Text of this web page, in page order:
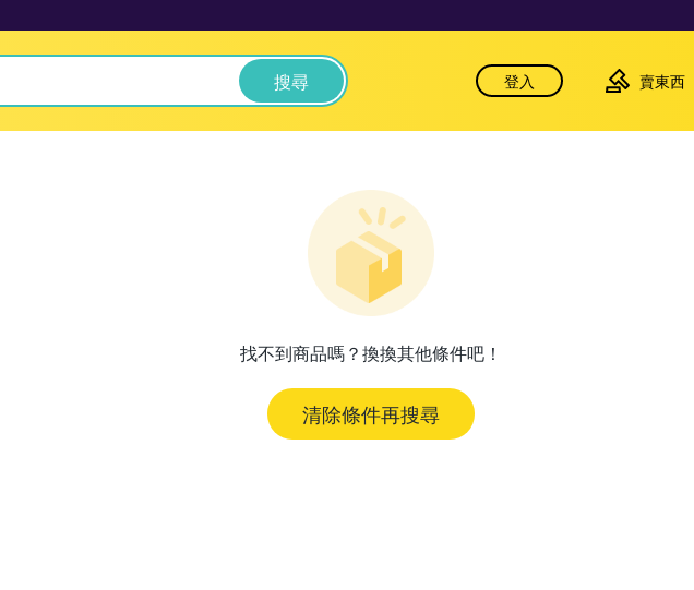
搜尋 登入 賣東西
找不到商品嗎？換換其他條件吧！
清除條件再搜尋